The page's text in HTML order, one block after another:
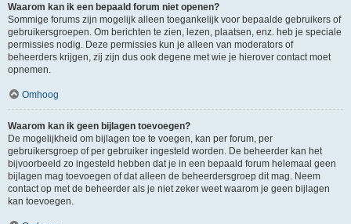
Waarom kan ik een bepaald forum niet openen?
Sommige forums zijn mogelijk alleen toegankelijk voor bepaalde gebruikers of
gebruikersgroepen. Om berichten te zien, lezen, plaatsen, enz. heb je speciale
permissies nodig. Deze permissies kun je alleen van moderators of
beheerders krijgen, zij zijn dus ook degene met wie je hierover contact moet
opnemen.
Omhoog
Waarom kan ik geen bijlagen toevoegen?
De mogelijkheid om bijlagen toe te voegen, kan per forum, per
gebruikersgroep of per gebruiker ingesteld worden. De beheerder kan het
bijvoorbeeld zo ingesteld hebben dat je in een bepaald forum helemaal geen
bijlagen mag toevoegen of dat alleen de beheerdersgroep dit mag. Neem
contact op met de beheerder als je niet zeker weet waarom je geen bijlagen
kan toevoegen.